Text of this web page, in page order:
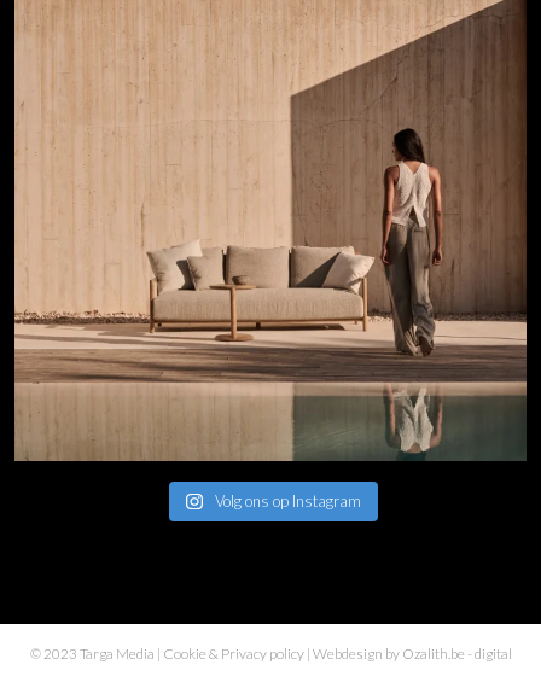
Volg ons op Instagram
© 2023 Targa Media | Cookie & Privacy policy| Webdesign by Ozalith.be - digital